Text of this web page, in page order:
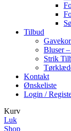
Tilbud
Bluser
Strik
Kontakt
Ønskeliste
Login /
Kurv
Luk
Shop